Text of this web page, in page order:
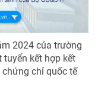
số 483/GP-BTTTT
Quốc Thắng,
2024 của trường
kết hợp kết
chỉ quốc tế